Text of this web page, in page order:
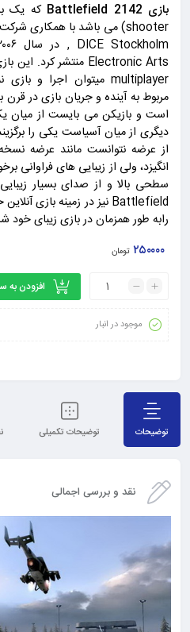
بازی Battlefield 2142
است و بازیکن می بایست از میان
دیگری از میان آسیاست یکی را
از عرضه نتوانست مانند عرضه
انگیزد، ولی از زیبایی های فراوانی
سطحی بالا و از صدای بسیار
رابه طور همزمان در بازی زیبای
۲۵۰۰۰۰ تومان
افزودن به
موجود در انبار
توضیحات توضیحات تکمیلی
نقد و بررسی اجمالی